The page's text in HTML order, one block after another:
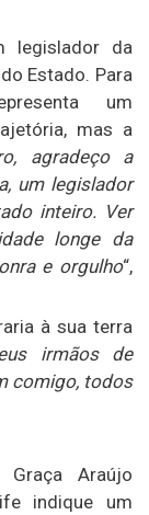
legislador da
Estado. Para
um
mas a
agradeço a
um legislador
inteiro. Ver
longe da
e orgulho“,
à sua terra
irmãos de
comigo, todos
Araújo
indique um